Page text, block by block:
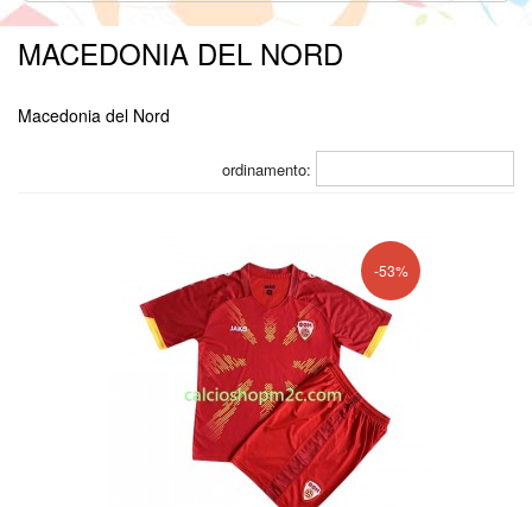
MACEDONIA DEL NORD
Macedonia del Nord
ordinamento:
-53%